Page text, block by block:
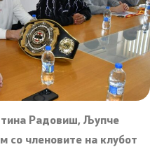
Радовиш, Љупче
со членовите на клубот